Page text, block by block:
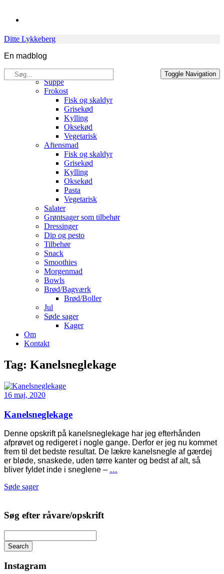
Ditte Lykkeberg
En madblog
Søg
efter:
Toggle Navigation
Opskrifter
Suppe
Frokost
Fisk og skaldyr
Grisekød
Kylling
Oksekød
Vegetarisk
Aftensmad
Fisk og skaldyr
Grisekød
Kylling
Oksekød
Pasta
Vegetarisk
Salater
Grøntsager som tilbehør
Dressinger
Dip og pesto
Tilbehør
Snack
Smoothies
Morgenmad
Bowls
Brød/Bagværk
Brød/Boller
Jul
Søde sager
Kager
Om
Kontakt
Tag: Kanelsneglekage
16 maj, 2020
Kanelsneglekage
Denne opskrift på kanelsneglekage har jeg efterhånden
afprøvet og redigeret i nogle gange. Derfor er jeg nu kommet
frem til det bedste resultat. De lækre kanelsnegle af gærdej
er bløde, snaskede, uden tørre kanter og bedst af alt, så
bliver fyldet inde i sneglene – …
Søde sager
Søg efter råvare/opskrift
Search
Instagram